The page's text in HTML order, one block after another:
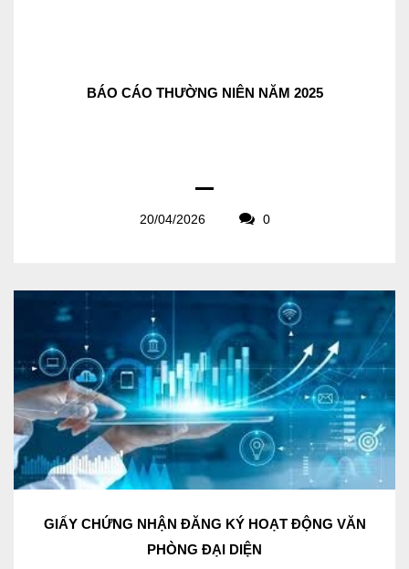
BÁO CÁO THƯỜNG NIÊN NĂM 2025
20/04/2026 0
GIẤY CHỨNG NHẬN ĐĂNG KÝ HOẠT ĐỘNG VĂN
PHÒNG ĐẠI DIỆN